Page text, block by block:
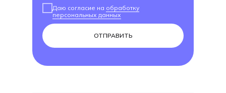
Даю согласие на обработку
персональных данных
ОТПРАВИТЬ